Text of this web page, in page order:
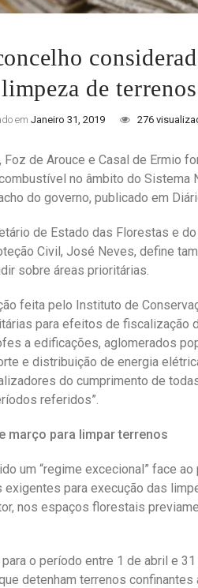
de terrenos
em Janeiro 31, 2019 276
Foz de Arouce e Casal de
no âmbito do Sistema
do governo, publicado em
de Estado das Florestas e
Civil, José Neves, define
sobre áreas prioritárias.
feita pelo Instituto de
para efeitos de fiscalização
a edificações, aglomerados
e distribuição de energia
do cumprimento de
referidos”.
março para limpar terrenos
um “regime excecional” face
exigentes para execução das
nos espaços florestais
o período entre 1 de abril e
detenham terrenos